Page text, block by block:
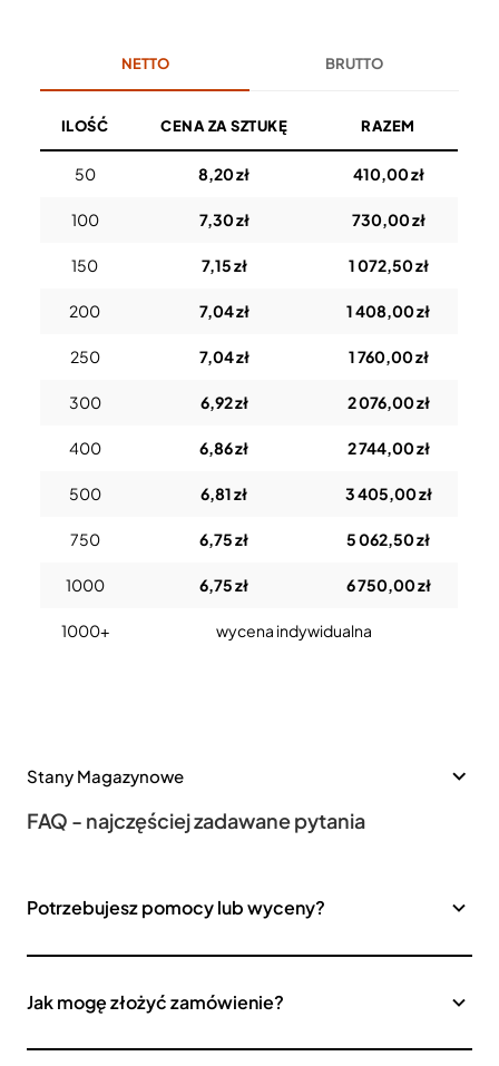
NETTO BRUTTO
ILOŚĆ CENA ZA SZTUKĘ RAZEM
50 8,20 zł 410,00 zł
100 7,30 zł 730,00 zł
150 7,15 zł 1 072,50 zł
200 7,04 zł 1 408,00 zł
250 7,04 zł 1 760,00 zł
300 6,92 zł 2 076,00 zł
400 6,86 zł 2 744,00 zł
500 6,81 zł 3 405,00 zł
750 6,75 zł 5 062,50 zł
1000 6,75 zł 6 750,00 zł
1000+ wycena indywidualna
Stany Magazynowe
FAQ - najczęściej zadawane pytania
Potrzebujesz pomocy lub wyceny?
Jak mogę złożyć zamówienie?